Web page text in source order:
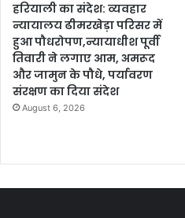
हरियाली का संदेश: व्यवहार
न्यायालय ढीमरखेड़ा परिसर में
हुआ पौधरोपण,न्यायाधीश पूर्वी
तिवारी ने लगाए आम, अमरूद
और जामुन के पौधे, पर्यावरण
संरक्षण का दिया संदेश
August 6, 2026